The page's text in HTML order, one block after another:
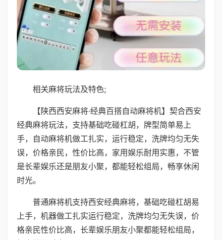
相关麻将玩法及特色;
【陕西西安麻将·经典百搭自动麻将机】契合西安
经典麻将玩法，支持基础吃碰杠胡，牌型简单易上
手，自动麻将机做工扎实，运行稳定，洗牌均匀无失
误，价格亲民，性价比高，家用娱乐耐用实惠，不管
是长辈娱乐还是朋友小聚，都能轻松组局，畅享休闲
时光。
普通麻将机支持西安经典麻将，基础吃碰杠胡易
上手，机器做工扎实运行稳定，洗牌均匀无失误，价
格亲民性价比高，长辈娱乐朋友小聚都能轻松组局，